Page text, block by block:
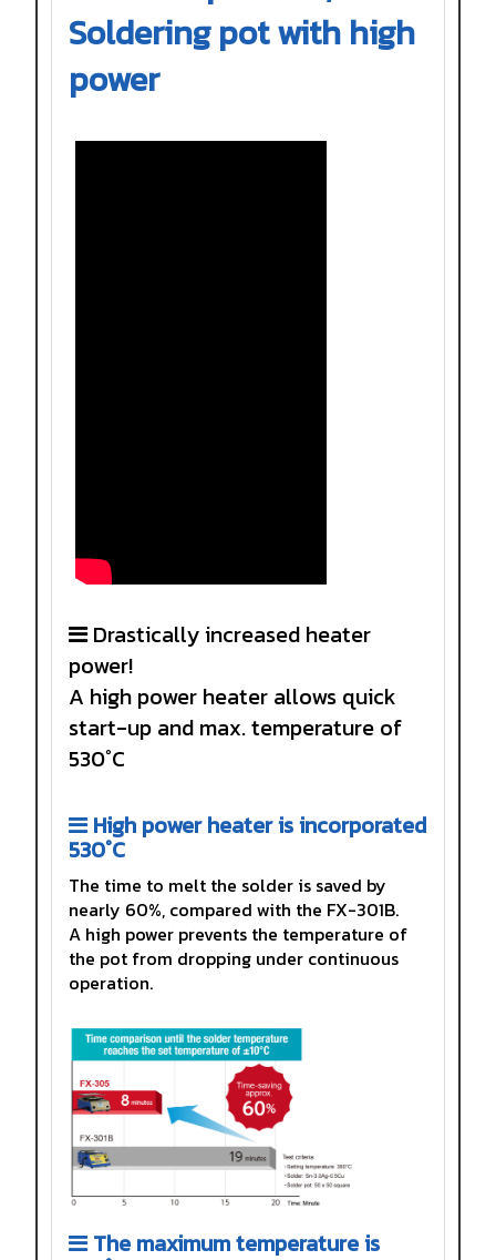
Soldering pot with high
power
Drastically increased heater
power!
A high power heater allows quick
start-up and max. temperature of
530°C
High power heater is incorporated
530°C
The time to melt the solder is saved by
nearly 60%, compared with the FX-301B.
A high power prevents the temperature of
the pot from dropping under continuous
operation.
The maximum temperature is